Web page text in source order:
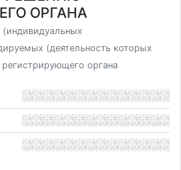
ОРГАНА
(деятельность которых
органа